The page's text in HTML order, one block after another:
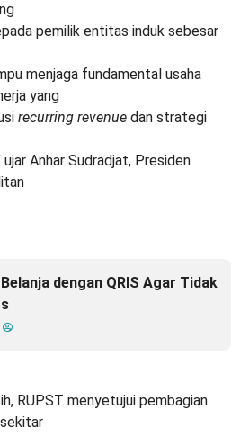
pemilik entitas induk sebesar
menjaga fundamental usaha
yang
recurring revenue dan strategi
Anhar Sudradjat, Presiden
dengan QRIS Agar Tidak
RUPST menyetujui pembagian